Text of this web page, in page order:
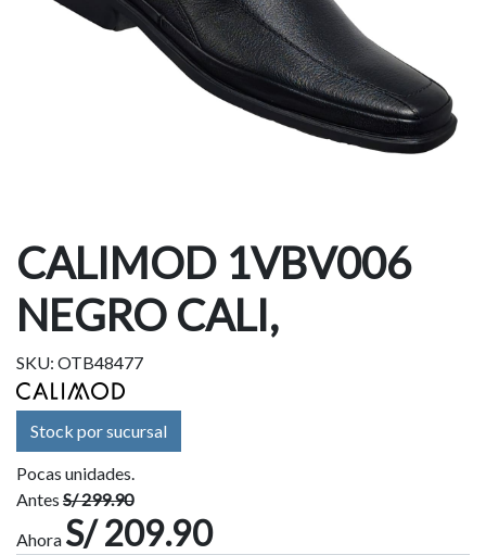
CALIMOD 1VBV006
NEGRO CALI,
SKU: OTB48477
Stock por sucursal
Pocas unidades.
Antes S/ 299.90
Ahora S/ 209.90